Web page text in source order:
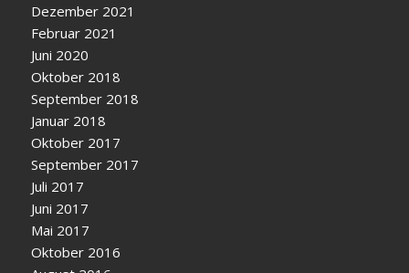
Dezember 2021
Februar 2021
Juni 2020
Oktober 2018
September 2018
Januar 2018
Oktober 2017
September 2017
Juli 2017
Juni 2017
Mai 2017
Oktober 2016